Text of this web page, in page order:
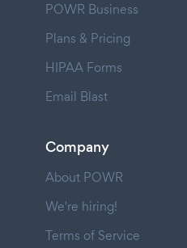
POWR Business
Plans & Pricing
HIPAA Forms
Email Blast
Company
About POWR
We're hiring!
Terms of Service